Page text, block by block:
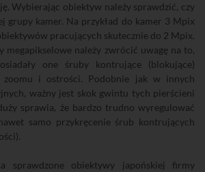
Wybierając obiektyw należy sprawdzić, czy
grupy kamer. Na przykład do kamer 3 Mpix
pracujących skutecznie do 2 Mpix.
megapikselowe należy zwrócić uwagę na to,
one śruby kontrujące (blokujące)
zoomu i ostrości. Podobnie jak w innych
ważny jest skok gwintu tych pierścieni
sprawia, że bardzo trudno wyregulować
samo przykręcenie śrub kontrujących
sprawdzone obiektywy japońskiej firmy